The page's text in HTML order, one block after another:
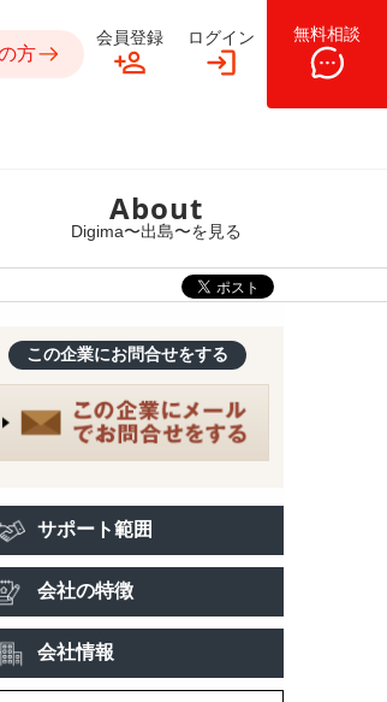
方
会員登録 ログイン 無料相談
About
Digima〜出島〜を見る
この企業にお問合せをする
サポート範囲
会社の特徴
会社情報